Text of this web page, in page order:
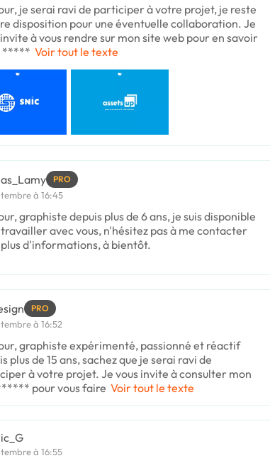
je serai ravi de participer à votre projet, je reste
disposition pour une éventuelle collaboration. Je
à vous rendre sur mon site web pour en savoir
***** Voir tout le texte
PRO
à 16:45
graphiste depuis plus de 6 ans, je suis disponible
avec vous, n'hésitez pas à me contacter
d'informations, à bientôt.
PRO
à 16:52
graphiste expérimenté, passionné et réactif
plus de 15 ans, sachez que je serai ravi de
à votre projet. Je vous invite à consulter mon
pour vous faire Voir tout le texte
à 16:55